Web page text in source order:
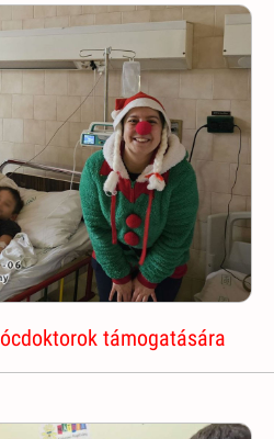
támogatására